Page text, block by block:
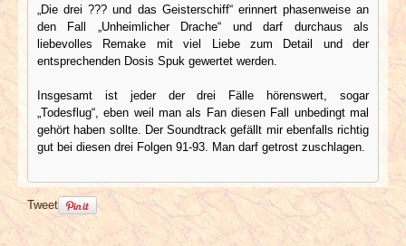
„Die drei ??? und das Geisterschiff“ erinnert phasenweise an
den Fall „Unheimlicher Drache“ und darf durchaus als
liebevolles Remake mit viel Liebe zum Detail und der
entsprechenden Dosis Spuk gewertet werden.
Insgesamt ist jeder der drei Fälle hörenswert, sogar
„Todesflug“, eben weil man als Fan diesen Fall unbedingt mal
gehört haben sollte. Der Soundtrack gefällt mir ebenfalls richtig
gut bei diesen drei Folgen 91-93. Man darf getrost zuschlagen.
Tweet